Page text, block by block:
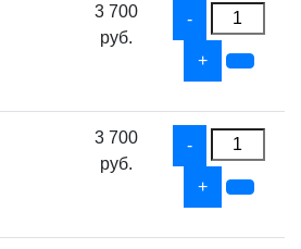
3 700
руб.
3 700
руб.